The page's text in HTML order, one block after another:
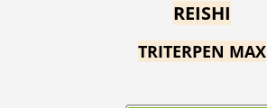
REISHI
TRITERPEN MAX